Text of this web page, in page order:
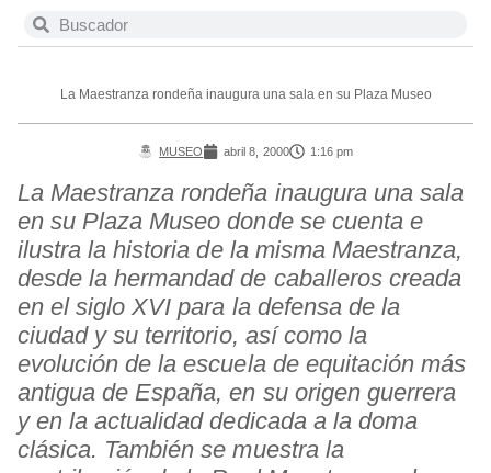
La Maestranza rondeña inaugura una sala en su Plaza Museo
MUSEO abril 8, 2000 1:16 pm
La Maestranza rondeña inaugura una sala
en su Plaza Museo donde se cuenta e
ilustra la historia de la misma Maestranza,
desde la hermandad de caballeros creada
en el siglo XVI para la defensa de la
ciudad y su territorio, así como la
evolución de la escuela de equitación más
antigua de España, en su origen guerrera
y en la actualidad dedicada a la doma
clásica. También se muestra la